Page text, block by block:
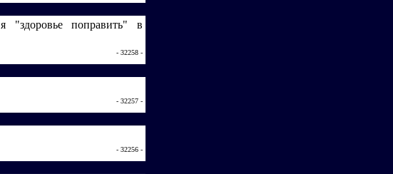
"здоровье поправить" в
- 32258 -
- 32257 -
- 32256 -